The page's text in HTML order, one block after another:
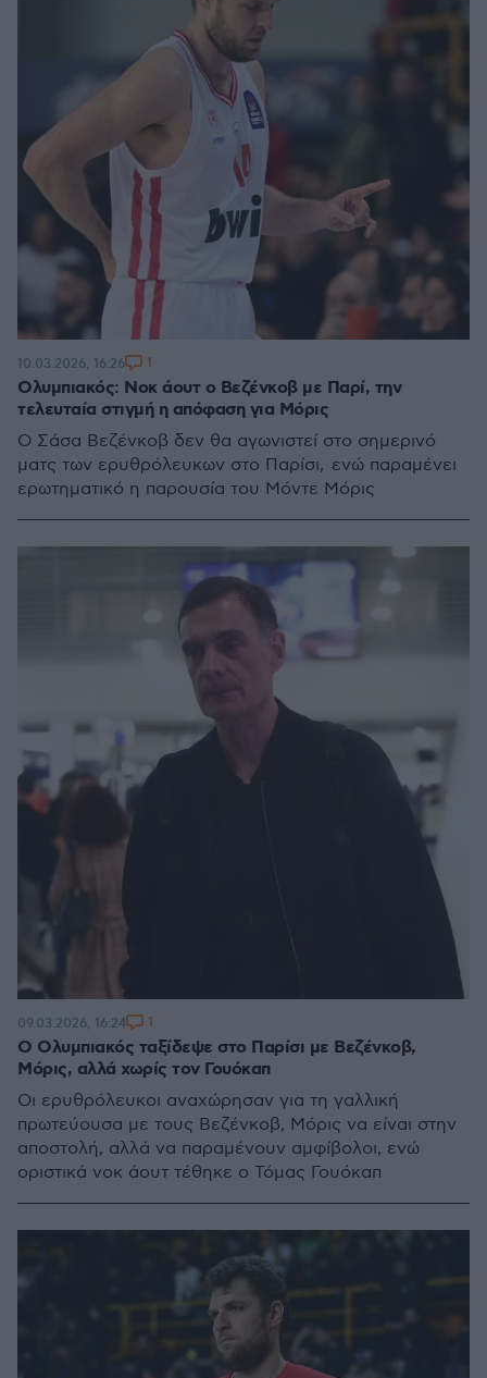
Ολυμπιακός: Νοκ άουτ ο Βεζένκοβ με Παρί, την
τελευταία στιγμή η απόφαση για Μόρις
Ο Σάσα Βεζένκοβ δεν θα αγωνιστεί στο σημερινό
ματς των ερυθρόλευκων στο Παρίσι, ενώ παραμένει
ερωτηματικό η παρουσία του Μόντε Μόρις
10.03.2026, 16:26 1
Ο Ολυμπιακός ταξίδεψε στο Παρίσι με Βεζένκοβ,
Μόρις, αλλά χωρίς τον Γουόκαπ
Οι ερυθρόλευκοι αναχώρησαν για τη γαλλική
πρωτεύουσα με τους Βεζένκοβ, Μόρις να είναι στην
αποστολή, αλλά να παραμένουν αμφίβολοι, ενώ
οριστικά νοκ άουτ τέθηκε ο Τόμας Γουόκαπ
09.03.2026, 16:24 1